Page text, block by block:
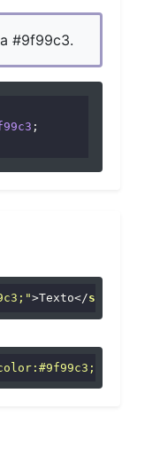
#9f99c3.
;
>Texto</span